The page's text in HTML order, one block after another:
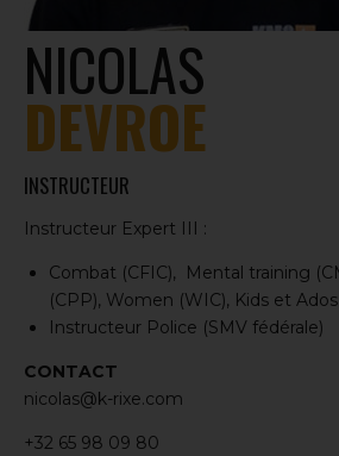
NICOLAS
DEVROE
INSTRUCTEUR
Instructeur Expert III :
Combat (CFIC), Mental training
(CPP), Women (WIC), Kids et
Instructeur Police (SMV fédérale)
CONTACT
nicolas@k-rixe.com
+32 65 98 09 80